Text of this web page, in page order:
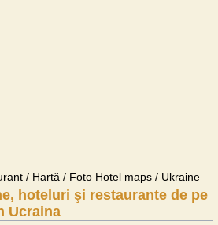
/ Hartă / Foto Hotel maps / Ukraine
hoteluri şi restaurante de pe
Ucraina